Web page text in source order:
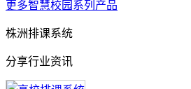
更多智慧校园系列产品
株洲排课系统
分享行业资讯